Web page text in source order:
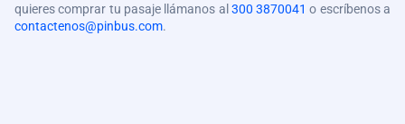
quieres comprar tu pasaje llámanos al 300 3870041 o escríbenos a
contactenos@pinbus.com.